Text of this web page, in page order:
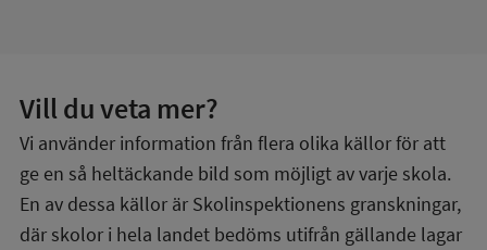
Vill du veta mer?
Vi använder information från flera olika källor för att
ge en så heltäckande bild som möjligt av varje skola.
En av dessa källor är Skolinspektionens granskningar,
där skolor i hela landet bedöms utifrån gällande lagar